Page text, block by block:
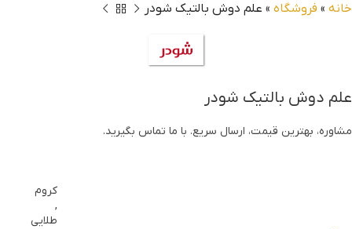
خانه » فروشگاه » علم دوش بالتیک شودر
علم دوش بالتیک شودر
مشاوره، بهترین قیمت، ارسال سریع. با ما تماس بگیرید.
کروم
,
طلایی